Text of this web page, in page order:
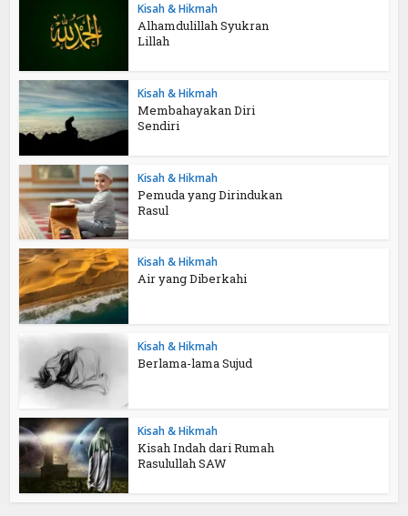
Kisah & Hikmah
Alhamdulillah Syukran
Lillah
Kisah & Hikmah
Membahayakan Diri
Sendiri
Kisah & Hikmah
Pemuda yang Dirindukan
Rasul
Kisah & Hikmah
Air yang Diberkahi
Kisah & Hikmah
Berlama-lama Sujud
Kisah & Hikmah
Kisah Indah dari Rumah
Rasulullah SAW